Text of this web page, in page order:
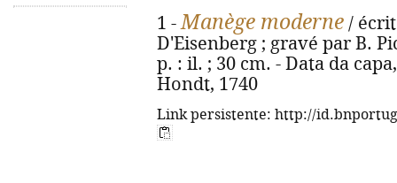
1 -Manège moderne /
D'Eisenberg ; gravé par B.
p. : il. ; 30 cm. - Data da
Hondt, 1740
Link persistente: http://